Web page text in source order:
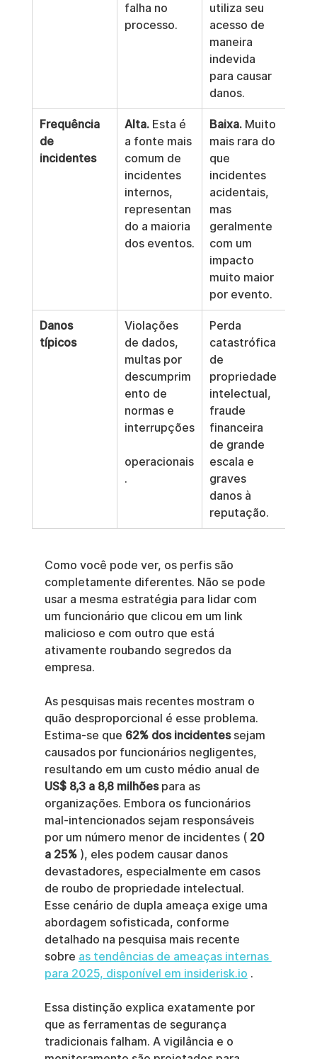
falha no
processo.
utiliza seu
acesso de
maneira
indevida
para causar
danos.
Frequência
de
incidentes
Alta. Esta é
a fonte mais
comum de
incidentes
internos,
representan
do a maioria
dos eventos.
Baixa. Muito
mais rara do
que
incidentes
acidentais,
mas
geralmente
com um
impacto
muito maior
por evento.
Danos
típicos
Violações
de dados,
multas por
descumprim
ento de
normas e
interrupções
operacionais
.
Perda
catastrófica
de
propriedade
intelectual,
fraude
financeira
de grande
escala e
graves
danos à
reputação.
Como você pode ver, os perfis são
completamente diferentes. Não se pode
usar a mesma estratégia para lidar com
um funcionário que clicou em um link
malicioso e com outro que está
ativamente roubando segredos da
empresa.
As pesquisas mais recentes mostram o
quão desproporcional é esse problema.
Estima-se que 62% dos incidentes sejam
causados por funcionários negligentes,
resultando em um custo médio anual de
US$ 8,3 a 8,8 milhões para as
organizações. Embora os funcionários
mal-intencionados sejam responsáveis
por um número menor de incidentes ( 20
a 25% ), eles podem causar danos
devastadores, especialmente em casos
de roubo de propriedade intelectual.
Esse cenário de dupla ameaça exige uma
abordagem sofisticada, conforme
detalhado na pesquisa mais recente
sobre as tendências de ameaças internas
para 2025, disponível em insiderisk.io .
Essa distinção explica exatamente por
que as ferramentas de segurança
tradicionais falham. A vigilância e o